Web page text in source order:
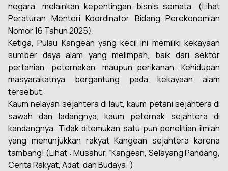
negara, melainkan kepentingan bisnis semata. (Lihat
Peraturan Menteri Koordinator Bidang Perekonomian
Nomor 16 Tahun 2025).
Ketiga, Pulau Kangean yang kecil ini memiliki kekayaan
sumber daya alam yang melimpah, baik dari sektor
pertanian, peternakan, maupun perikanan. Kehidupan
masyarakatnya bergantung pada kekayaan alam
tersebut.
Kaum nelayan sejahtera di laut, kaum petani sejahtera di
sawah dan ladangnya, kaum peternak sejahtera di
kandangnya. Tidak ditemukan satu pun penelitian ilmiah
yang menunjukkan rakyat Kangean sejahtera karena
tambang! (Lihat : Musahur, “Kangean, Selayang Pandang,
Cerita Rakyat, Adat, dan Budaya.”)